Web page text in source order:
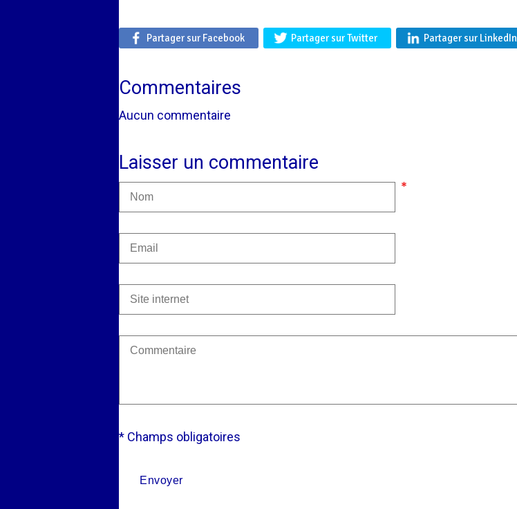
Partager sur Facebook Partager sur Twitter Partager sur LinkedIn
Commentaires
Aucun commentaire
Laisser un commentaire
* Champs obligatoires